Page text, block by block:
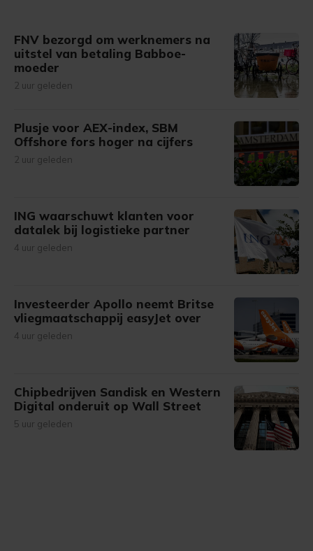
FNV bezorgd om werknemers na
uitstel van betaling Babboe-
moeder
2 uur geleden
Plusje voor AEX-index, SBM
Offshore fors hoger na cijfers
2 uur geleden
ING waarschuwt klanten voor
datalek bij logistieke partner
4 uur geleden
Investeerder Apollo neemt Britse
vliegmaatschappij easyJet over
4 uur geleden
Chipbedrijven Sandisk en Western
Digital onderuit op Wall Street
5 uur geleden